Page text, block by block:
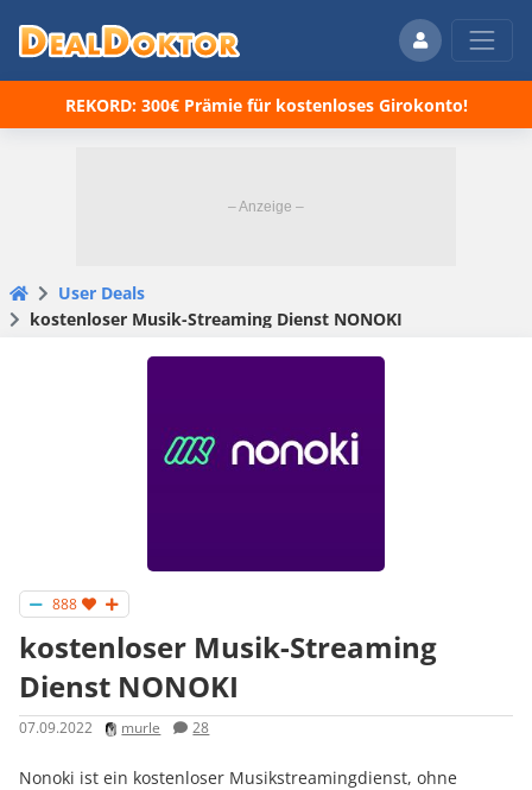
REKORD: 300€ Prämie für kostenloses Girokonto!
User Deals
kostenloser Musik-Streaming Dienst NONOKI
888
kostenloser Musik-Streaming
Dienst NONOKI
07.09.2022 murle 28
Nonoki ist ein kostenloser Musikstreamingdienst, ohne